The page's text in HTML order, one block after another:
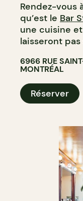
BAR À VIN
BAR À
Rendez-vous
qu’est le Bar
une cuisine
laisseront
6966 RUE
MONTRÉAL
Réserver